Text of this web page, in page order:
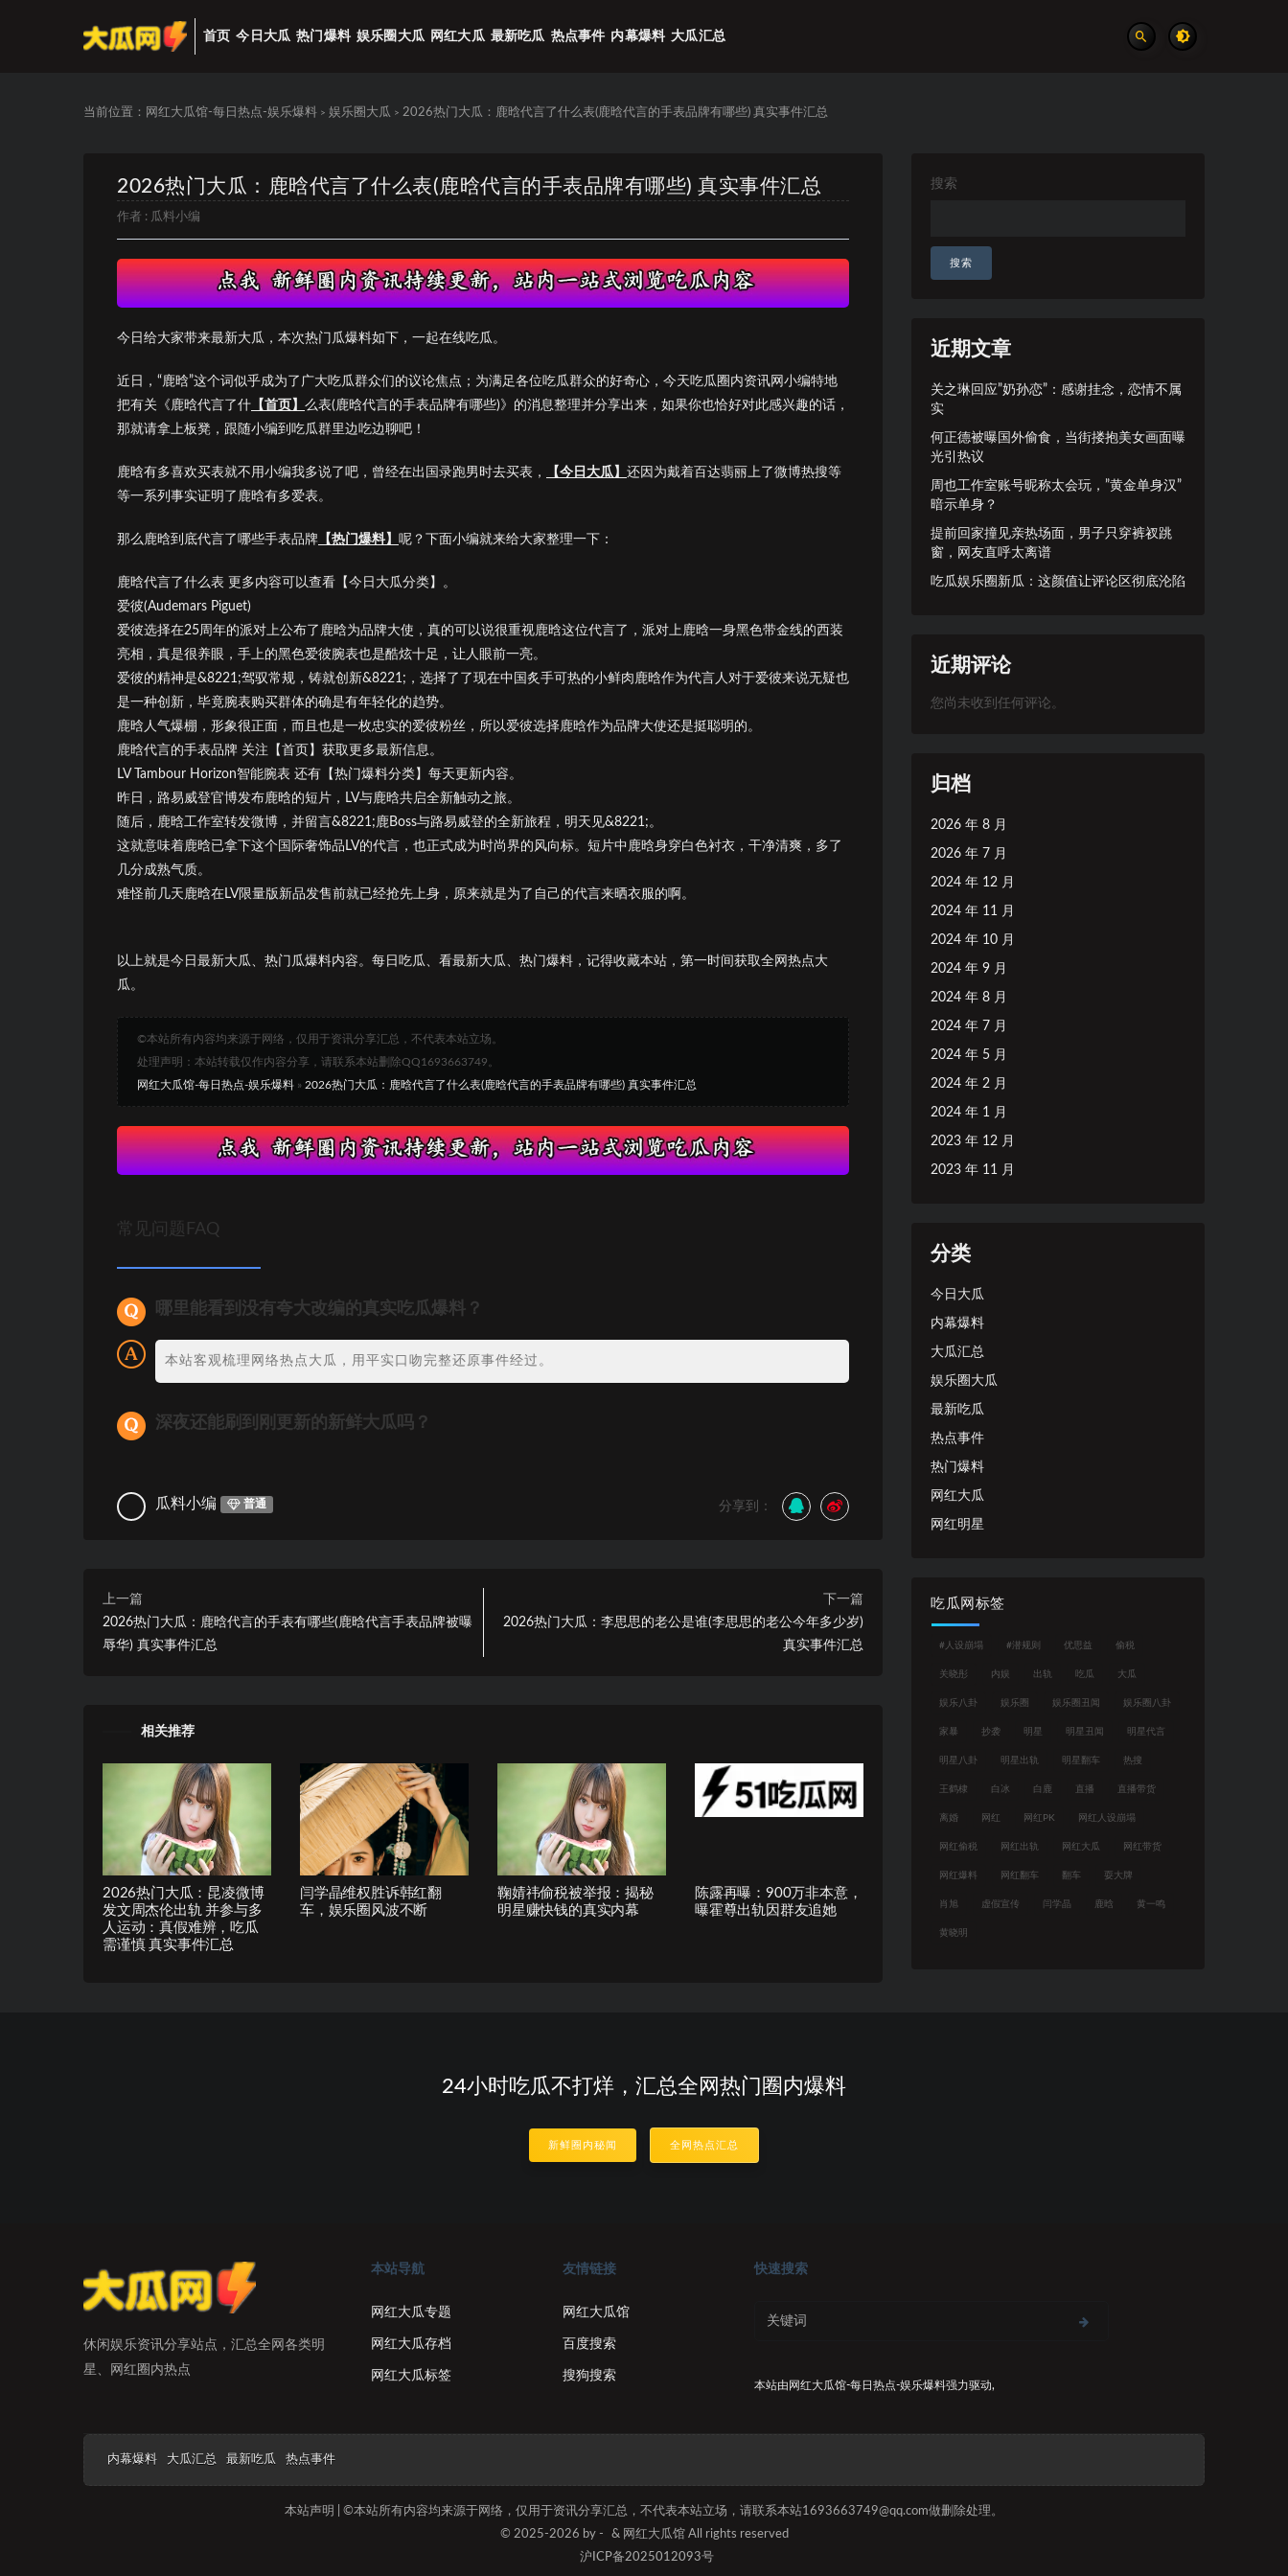
首页 今日大瓜 热门爆料 娱乐圈大瓜 网红大瓜 最新吃瓜 热点事件 内幕爆料 大瓜汇总
当前位置： 网红大瓜馆-每日热点-娱乐爆料 > 娱乐圈大瓜 > 2026热门大瓜：鹿晗代言了什么表(鹿晗代言的手表品牌有哪些) 真实事件汇总
2026热门大瓜：鹿晗代言了什么表(鹿晗代言的手表品牌有哪些) 真实事件汇总
作者 : 瓜料小编
今日给大家带来最新大瓜，本次热门瓜爆料如下，一起在线吃瓜。
近日，“鹿晗”这个词似乎成为了广大吃瓜群众们的议论焦点；为满足各位吃瓜群众的好奇心，今天吃瓜圈内资讯网小编特地
把有关《鹿晗代言了什 【首页】 么表(鹿晗代言的手表品牌有哪些)》的消息整理并分享出来，如果你也恰好对此感兴趣的话，
那就请拿上板凳，跟随小编到吃瓜群里边吃边聊吧！
鹿晗有多喜欢买表就不用小编我多说了吧，曾经在出国录跑男时去买表， 【今日大瓜】 还因为戴着百达翡丽上了微博热搜等
等一系列事实证明了鹿晗有多爱表。
那么鹿晗到底代言了哪些手表品牌 【热门爆料】 呢？下面小编就来给大家整理一下：
鹿晗代言了什么表 更多内容可以查看【今日大瓜分类】。
爱彼(Audemars Piguet)
爱彼选择在25周年的派对上公布了鹿晗为品牌大使，真的可以说很重视鹿晗这位代言了，派对上鹿晗一身黑色带金线的西装
亮相，真是很养眼，手上的黑色爱彼腕表也是酷炫十足，让人眼前一亮。
爱彼的精神是&8221;驾驭常规，铸就创新&8221;，选择了了现在中国炙手可热的小鲜肉鹿晗作为代言人对于爱彼来说无疑也
是一种创新，毕竟腕表购买群体的确是有年轻化的趋势。
鹿晗人气爆棚，形象很正面，而且也是一枚忠实的爱彼粉丝，所以爱彼选择鹿晗作为品牌大使还是挺聪明的。
鹿晗代言的手表品牌 关注【首页】获取更多最新信息。
LV Tambour Horizon智能腕表 还有【热门爆料分类】每天更新内容。
昨日，路易威登官博发布鹿晗的短片，LV与鹿晗共启全新触动之旅。
随后，鹿晗工作室转发微博，并留言&8221;鹿Boss与路易威登的全新旅程，明天见&8221;。
这就意味着鹿晗已拿下这个国际奢饰品LV的代言，也正式成为时尚界的风向标。短片中鹿晗身穿白色衬衣，干净清爽，多了
几分成熟气质。
难怪前几天鹿晗在LV限量版新品发售前就已经抢先上身，原来就是为了自己的代言来晒衣服的啊。
以上就是今日最新大瓜、热门瓜爆料内容。每日吃瓜、看最新大瓜、热门爆料，记得收藏本站，第一时间获取全网热点大
瓜。
©本站所有内容均来源于网络，仅用于资讯分享汇总，不代表本站立场。
处理声明：本站转载仅作内容分享，请联系本站删除QQ1693663749。
网红大瓜馆-每日热点-娱乐爆料 » 2026热门大瓜：鹿晗代言了什么表(鹿晗代言的手表品牌有哪些) 真实事件汇总
常见问题FAQ
哪里能看到没有夸大改编的真实吃瓜爆料？
本站客观梳理网络热点大瓜，用平实口吻完整还原事件经过。
深夜还能刷到刚更新的新鲜大瓜吗？
瓜料小编 普通 分享到：
上一篇
2026热门大瓜：鹿晗代言的手表有哪些(鹿晗代言手表品牌被曝
辱华) 真实事件汇总
下一篇
2026热门大瓜：李思思的老公是谁(李思思的老公今年多少岁)
真实事件汇总
相关推荐
2026热门大瓜：昆凌微博
发文周杰伦出轨 并参与多
人运动：真假难辨，吃瓜
需谨慎 真实事件汇总
闫学晶维权胜诉韩红翻
车，娱乐圈风波不断
鞠婧祎偷税被举报：揭秘
明星赚快钱的真实内幕
陈露再曝：900万非本意，
曝霍尊出轨因群友追她
搜索
搜索
近期文章
关之琳回应”奶孙恋”：感谢挂念，恋情不属
实
何正德被曝国外偷食，当街搂抱美女画面曝
光引热议
周也工作室账号昵称太会玩，”黄金单身汉”
暗示单身？
提前回家撞见亲热场面，男子只穿裤衩跳
窗，网友直呼太离谱
吃瓜娱乐圈新瓜：这颜值让评论区彻底沦陷
近期评论
您尚未收到任何评论。
归档
2026 年 8 月
2026 年 7 月
2024 年 12 月
2024 年 11 月
2024 年 10 月
2024 年 9 月
2024 年 8 月
2024 年 7 月
2024 年 5 月
2024 年 2 月
2024 年 1 月
2023 年 12 月
2023 年 11 月
分类
今日大瓜
内幕爆料
大瓜汇总
娱乐圈大瓜
最新吃瓜
热点事件
热门爆料
网红大瓜
网红明星
吃瓜网标签
#人设崩塌 #潜规则 优思益 偷税
关晓彤 内娱 出轨 吃瓜 大瓜
娱乐八卦 娱乐圈 娱乐圈丑闻 娱乐圈八卦
家暴 抄袭 明星 明星丑闻 明星代言
明星八卦 明星出轨 明星翻车 热搜
王鹤棣 白冰 白鹿 直播 直播带货
离婚 网红 网红PK 网红人设崩塌
网红偷税 网红出轨 网红大瓜 网红带货
网红爆料 网红翻车 翻车 耍大牌
肖旭 虚假宣传 闫学晶 鹿晗 黄一鸣
黄晓明
24小时吃瓜不打烊，汇总全网热门圈内爆料
新鲜圈内秘闻 全网热点汇总
休闲娱乐资讯分享站点，汇总全网各类明
星、网红圈内热点
本站导航
网红大瓜专题
网红大瓜存档
网红大瓜标签
友情链接
网红大瓜馆
百度搜索
搜狗搜索
快速搜索
本站由 网红大瓜馆-每日热点-娱乐爆料强力驱动,
内幕爆料 大瓜汇总 最新吃瓜 热点事件
本站声明 | ©本站所有内容均来源于网络，仅用于资讯分享汇总，不代表本站立场，请联系本站1693663749@qq.com做删除处理。
© 2025-2026 by -
& 网红大瓜馆 All rights reserved
沪ICP备2025012093号